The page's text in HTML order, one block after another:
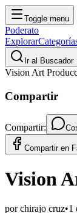
Toggle menu
Poderato
Explorar
Ir al Buscador
Vision Art
Compartir
Compartir:
Compartir en
Vision
porchirajo cruz•1